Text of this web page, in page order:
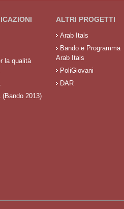
la qualità
(Bando 2013)
ALTRI PROGETTI
Arab Itals
Bando e Programma
Arab Itals
PoliGiovani
DAR